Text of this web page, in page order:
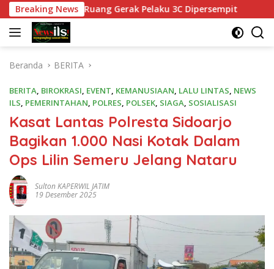
Langsung
ke
konten
Breaking News
Ruang Gerak Pelaku 3C Dipersempit Polres
Beranda BERITA
BERITA, BIROKRASI, EVENT, KEMANUSIAAN, LALU LINTAS, NEWS
ILS, PEMERINTAHAN, POLRES, POLSEK, SIAGA, SOSIALISASI
Kasat Lantas Polresta Sidoarjo
Bagikan 1.000 Nasi Kotak Dalam
Ops Lilin Semeru Jelang Nataru
Sulton KAPERWIL JATIM
19 Desember 2025